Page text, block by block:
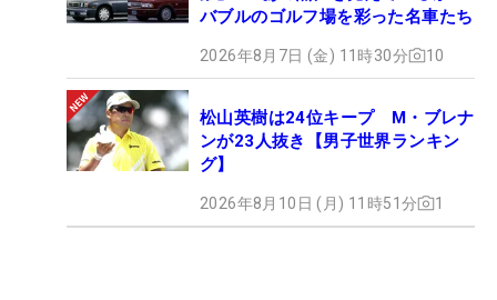
バブルのゴルフ場を彩った名車たち
2026年8月7日 (金) 11時30分 10
松山英樹は24位キープ M・ブレナ
ンが23人抜き【男子世界ランキン
グ】
2026年8月10日 (月) 11時51分 1